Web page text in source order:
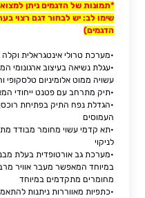
*תמונות של הדגמים ניתן
שימו לב: יש לבחור דגם רצוי
הדגמים)
•מערכת טרולי אינטגראלית וקלה
•עגלת נשיאה בעיצוב
עשויה ממוט אלומיניום טלסקופי
•תיק מתרחב עם פטנט ייחודי
•הגדלת נפח התיק בפתיחת
העמוסים
•תא קדמי עשוי מחומר מבודד
לניקוי
•מערכת גב אורטופדית בעלת
במיוחד המאפשר מעבר אוויר
מחומרים מתקדמים במיוחד
•כתפיות מאווררות ניתנות